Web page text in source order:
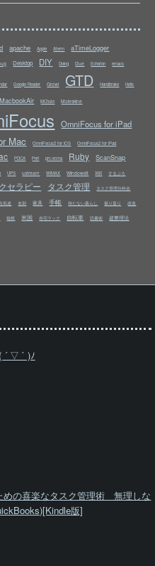
apache Apple Aterm aTimeLogger
Desktop DIY Doing Due Echofon emacs
Google Reader Growl GTD Handbrake Helix
MacbookAir MChute Moleskine
OmniFocus for iPad
Mac OmniFocus2 for iOS OmniFocus2 for iPad
PDCA Perl prc-ecma Ruby ScanSnap
UPS ustream WiMAX Windows8 X60 するぷろ
セラピー タスク管理 タスク管理分科会
気道 名刺 家具 手帳 持たない暮らし 振り返り 改造
箱根 米国 自宅ラック 自転車 読書術 超整理法
´ ▽ ` )ﾉ
めの喜楽なタスク管理術 無理しな
版]